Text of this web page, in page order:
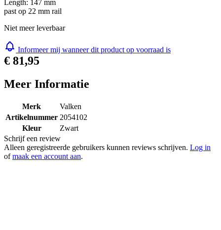
Length: 147 mm
past op 22 mm rail
Niet meer leverbaar
Informeer mij wanneer dit product op voorraad is
€ 81,95
Meer Informatie
Merk
Valken
Artikelnummer 2054102
Kleur
Zwart
Schrijf een review
Alleen geregistreerde gebruikers kunnen reviews schrijven. Log in
ofmaak een account aan.